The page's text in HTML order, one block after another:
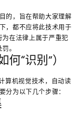
的，旨在帮助大家理解
，都不应将此技术用于
在法律上属于严重犯
。
“识别”）
算机视觉技术，自动读
分为以下几个步骤：